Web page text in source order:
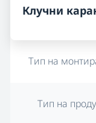
Клучни
Тип на
Тип на